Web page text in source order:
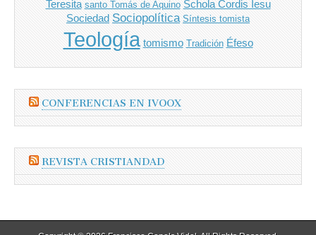
Teresita santo Tomás de Aquino Schola Cordis Iesu
Sociedad Sociopolítica Síntesis tomista
Teología tomismo Tradición Éfeso
CONFERENCIAS EN IVOOX
REVISTA CRISTIANDAD